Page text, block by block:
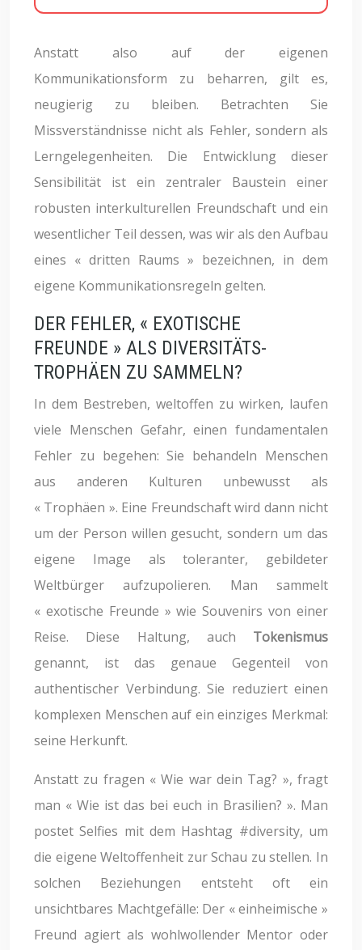
Anstatt also auf der eigenen
Kommunikationsform zu beharren, gilt es,
neugierig zu bleiben. Betrachten Sie
Missverständnisse nicht als Fehler, sondern als
Lerngelegenheiten. Die Entwicklung dieser
Sensibilität ist ein zentraler Baustein einer
robusten interkulturellen Freundschaft und ein
wesentlicher Teil dessen, was wir als den Aufbau
eines « dritten Raums » bezeichnen, in dem
eigene Kommunikationsregeln gelten.
DER FEHLER, « EXOTISCHE
FREUNDE » ALS DIVERSITÄTS-
TROPHÄEN ZU SAMMELN?
In dem Bestreben, weltoffen zu wirken, laufen
viele Menschen Gefahr, einen fundamentalen
Fehler zu begehen: Sie behandeln Menschen
aus anderen Kulturen unbewusst als
« Trophäen ». Eine Freundschaft wird dann nicht
um der Person willen gesucht, sondern um das
eigene Image als toleranter, gebildeter
Weltbürger aufzupolieren. Man sammelt
« exotische Freunde » wie Souvenirs von einer
Reise. Diese Haltung, auch Tokenismus
genannt, ist das genaue Gegenteil von
authentischer Verbindung. Sie reduziert einen
komplexen Menschen auf ein einziges Merkmal:
seine Herkunft.
Anstatt zu fragen « Wie war dein Tag? », fragt
man « Wie ist das bei euch in Brasilien? ». Man
postet Selfies mit dem Hashtag #diversity, um
die eigene Weltoffenheit zur Schau zu stellen. In
solchen Beziehungen entsteht oft ein
unsichtbares Machtgefälle: Der « einheimische »
Freund agiert als wohlwollender Mentor oder